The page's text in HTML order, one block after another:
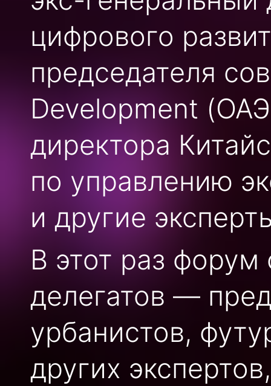
цифрового
председателя
Development
директора
по управлению
и другие
В этот раз
делегатов —
урбанистов,
других